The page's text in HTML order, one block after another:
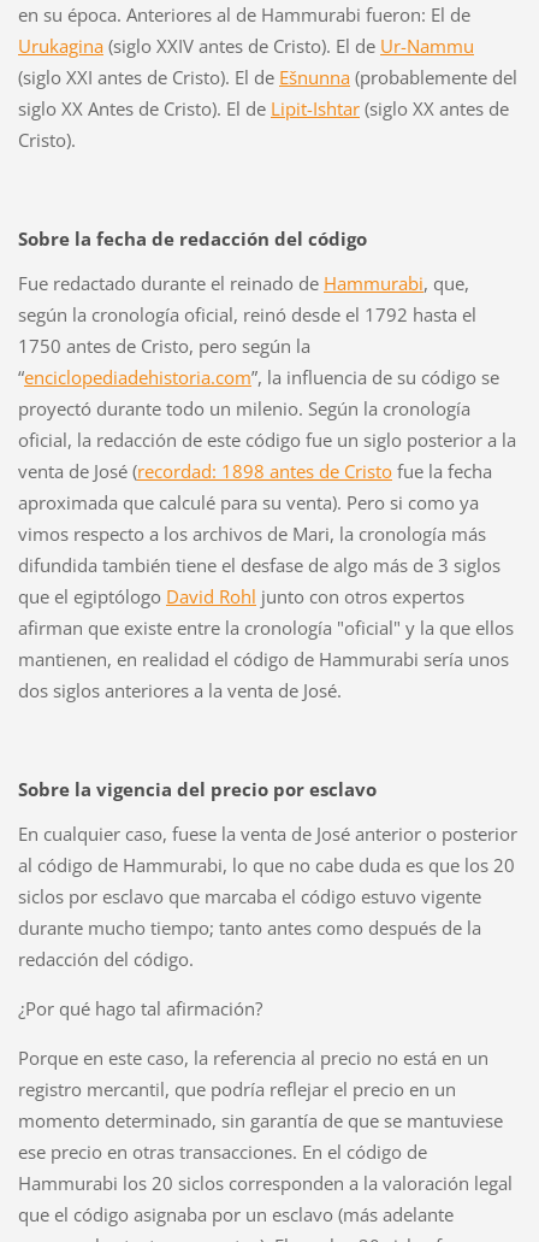
en su época. Anteriores al de Hammurabi fueron: El de
Urukagina(siglo XXIV antes de Cristo). El de Ur-Nammu
(siglo XXI antes de Cristo). El de Ešnunna(probablemente del
siglo XX Antes de Cristo). El de Lipit-Ishtar(siglo XX antes de
Cristo).
Sobre la fecha de redacción del código
Fue redactado durante el reinado de Hammurabi, que,
según la cronología oficial, reinó desde el 1792 hasta el
1750 antes de Cristo, pero según la
“enciclopediadehistoria.com”, la influencia de su código se
proyectó durante todo un milenio. Según la cronología
oficial, la redacción de este código fue un siglo posterior a la
venta de José (recordad: 1898 antes de Cristofue la fecha
aproximada que calculé para su venta). Pero si como ya
vimos respecto a los archivos de Mari, la cronología más
difundida también tiene el desfase de algo más de 3 siglos
que el egiptólogo David Rohl junto con otros expertos
afirman que existe entre la cronología "oficial" y la que ellos
mantienen, en realidad el código de Hammurabi sería unos
dos siglos anteriores a la venta de José.
Sobre la vigencia del precio por esclavo
En cualquier caso, fuese la venta de José anterior o posterior
al código de Hammurabi, lo que no cabe duda es que los 20
siclos por esclavo que marcaba el código estuvo vigente
durante mucho tiempo; tanto antes como después de la
redacción del código.
¿Por qué hago tal afirmación?
Porque en este caso, la referencia al precio no está en un
registro mercantil, que podría reflejar el precio en un
momento determinado, sin garantía de que se mantuviese
ese precio en otras transacciones. En el código de
Hammurabi los 20 siclos corresponden a la valoración legal
que el código asignaba por un esclavo (más adelante